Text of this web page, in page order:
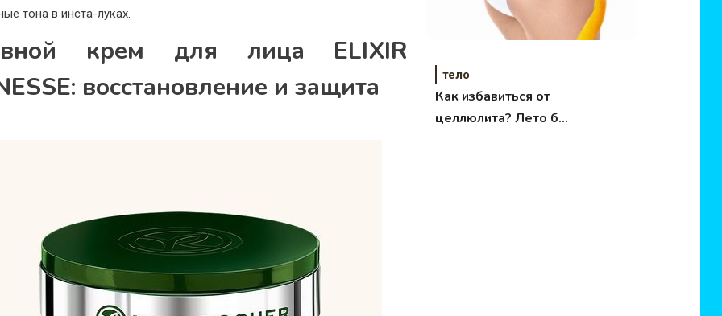
тона в инста-луках.
крем для лица ELIXIR
восстановление и защита
тело
Как избавиться от
целлюлита? Лето без